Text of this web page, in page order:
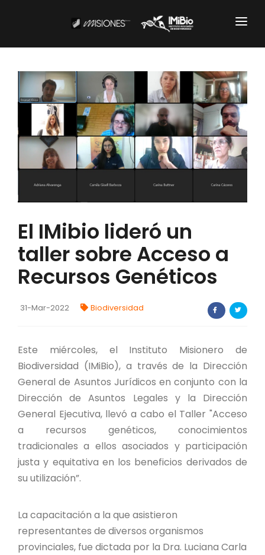
CARTOGRAFÍA
DOCUMENTOS INSTITUCIONALES
EL IMIBIO
NOTICIAS
Productos y Servicios
RESGUARDO DE COLECCIONES
BIOBANCO
FORTALECIMIENTO DE RECURSOS
BIODIVERSIDAD Y ALIMENTACIÓN
INVENTARIO DE LA BIODIVERSIDAD MISIONERA
investigadores
FORMULARIO DE REGISTRO DE
AUTORIZACIONES
PROGRAMAS Y PROYECTOS
PROGRAMAS
PROYECTO ÁGUILAS DE MISIONES
El IMibio lideró un
taller sobre Acceso a
Recursos Genéticos
31-Mar-2022 Biodiversidad
Este miércoles, el Instituto Misionero de
Biodiversidad (IMiBio), a través de la Dirección
General de Asuntos Jurídicos en conjunto con la
Dirección de Asuntos Legales y la Dirección
General Ejecutiva, llevó a cabo el Taller "Acceso
a recursos genéticos, conocimientos
tradicionales a ellos asociados y participación
justa y equitativa en los beneficios derivados de
su utilización”.
La capacitación a la que asistieron
representantes de diversos organismos
provinciales, fue dictada por la Dra. Luciana Carla